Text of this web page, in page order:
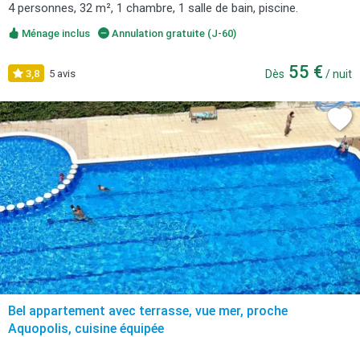
4 personnes, 32 m², 1 chambre, 1 salle de bain, piscine.
Ménage inclus Annulation gratuite (J-60)
3,8 5 avis Dès 55 € / nuit
Bel appartement avec terrasse, vue mer, proche
Aquopolis, cuisine équipée